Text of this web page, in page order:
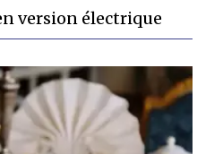
version électrique